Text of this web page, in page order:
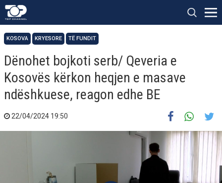
KOSOVA KRYESORE TË FUNDIT
Dënohet bojkoti serb/ Qeveria e
Kosovës kërkon heqjen e masave
ndëshkuese, reagon edhe BE
22/04/2024 19:50